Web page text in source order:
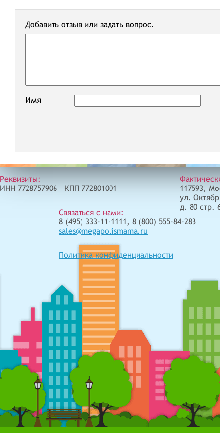
Добавить отзыв или задать вопрос.
Имя
Реквизиты:
ИНН 7728757906 КПП 772801001
Связаться с нами:
8 (495) 333-11-1111, 8 (800) 555-84-283
sales@megapolismama.ru
Политика конфиденциальности
117593,
ул.
д. 80 стр.